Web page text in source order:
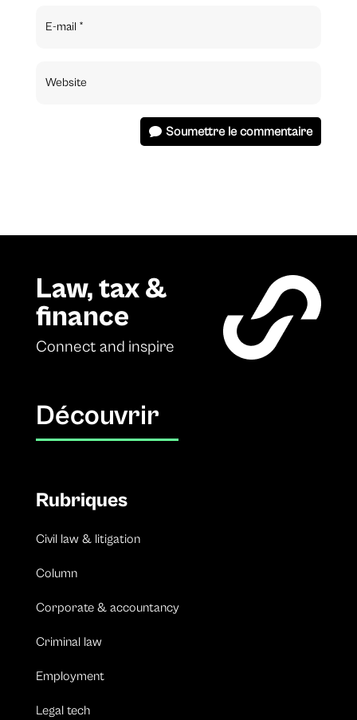
Soumettre le commentaire
Law, tax &
finance
Connect and inspire
Découvrir
Rubriques
Civil law & litigation
Column
Corporate & accountancy
Criminal law
Employment
Legal tech